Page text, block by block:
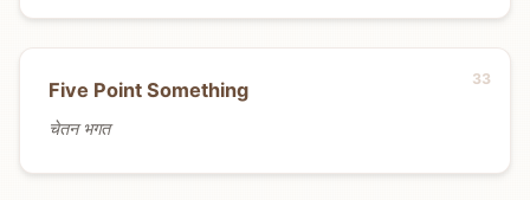
Five Point Something
चेतन भगत